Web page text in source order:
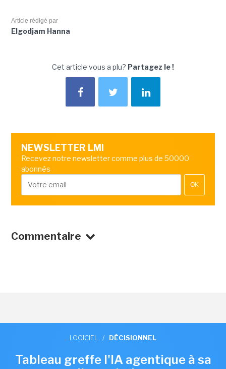
Article rédigé par
Elgodjam Hanna
Cet article vous a plu? Partagez le !
NEWSLETTER LMI
Recevez notre newsletter comme plus de 50000
abonnés
OK
Commentaire
LOGICIEL / DÉCISIONNEL
Tableau greffe l'IA agentique à sa